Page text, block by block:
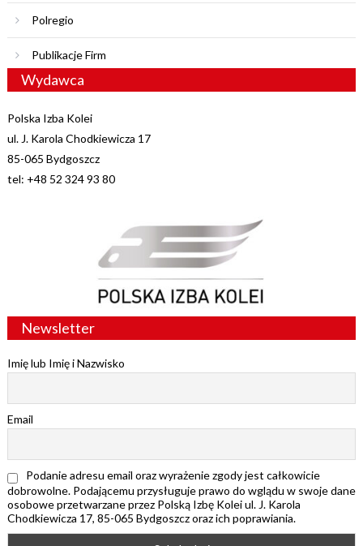
Polregio
Publikacje Firm
Wydawca
Polska Izba Kolei
ul. J. Karola Chodkiewicza 17
85-065 Bydgoszcz
tel: +48 52 324 93 80
Newsletter
Imię lub Imię i Nazwisko
Email
Podanie adresu email oraz wyrażenie zgody jest całkowicie
dobrowolne. Podającemu przysługuje prawo do wglądu w swoje dane
osobowe przetwarzane przez Polską Izbę Kolei ul. J. Karola
Chodkiewicza 17, 85-065 Bydgoszcz oraz ich poprawiania.